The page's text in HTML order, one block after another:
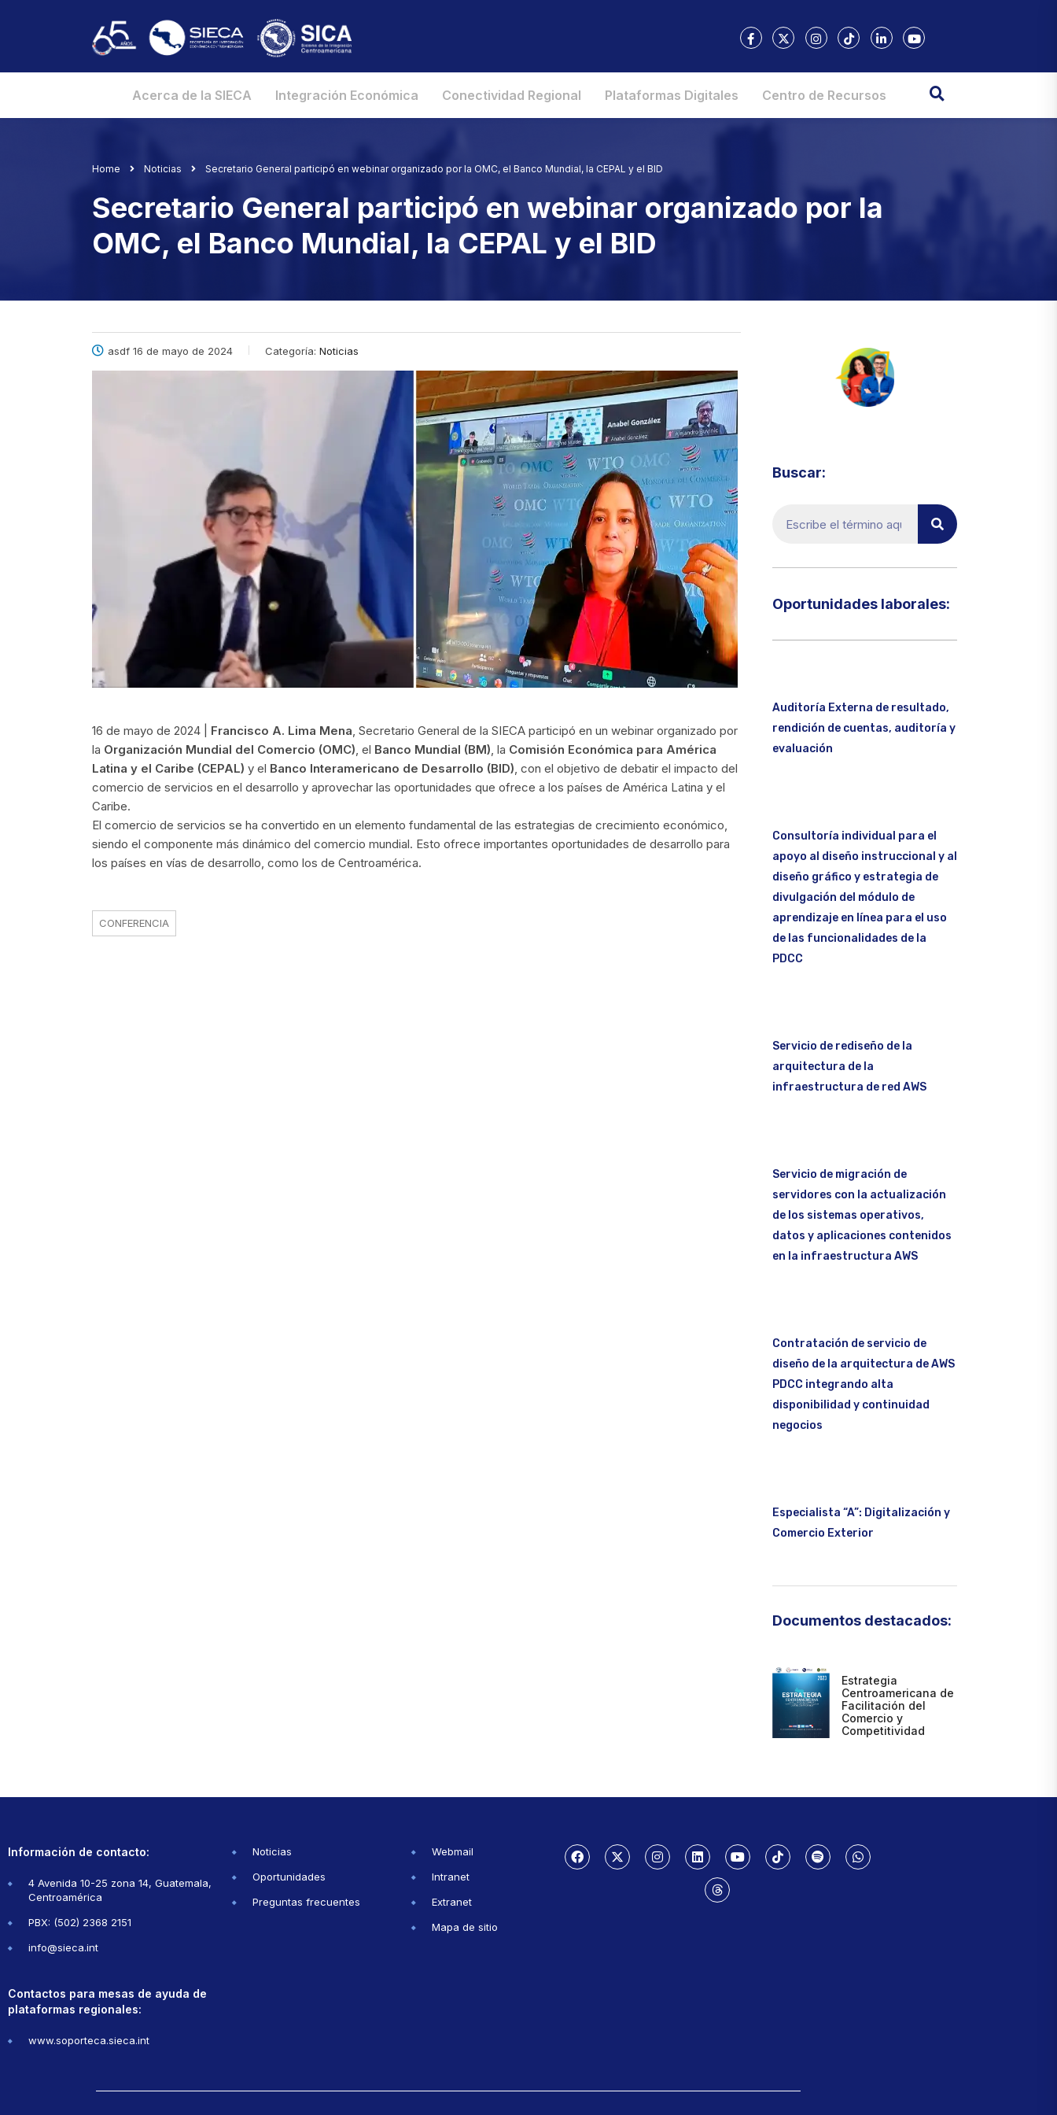
Acerca de la SIECA Integración Económica Conectividad Regional Plataformas Digitales Centro de Recursos
Home Noticias Secretario General participó en webinar organizado por la OMC, el Banco Mundial, la CEPAL y el BID
Secretario General participó en webinar organizado por la
OMC, el Banco Mundial, la CEPAL y el BID
asdf 16 de mayo de 2024 Categoría: Noticias
16 de mayo de 2024 | Francisco A. Lima Mena, Secretario General de la SIECA participó en un webinar organizado por
la Organización Mundial del Comercio (OMC), el Banco Mundial (BM), la Comisión Económica para América
Latina y el Caribe (CEPAL) y el Banco Interamericano de Desarrollo (BID), con el objetivo de debatir el impacto del
comercio de servicios en el desarrollo y aprovechar las oportunidades que ofrece a los países de América Latina y el
Caribe.
El comercio de servicios se ha convertido en un elemento fundamental de las estrategias de crecimiento económico,
siendo el componente más dinámico del comercio mundial. Esto ofrece importantes oportunidades de desarrollo para
los países en vías de desarrollo, como los de Centroamérica.
CONFERENCIA
Buscar:
Oportunidades laborales:​
Auditoría Externa de resultado,
rendición de cuentas, auditoría y
evaluación
Consultoría individual para el
apoyo al diseño instruccional y al
diseño gráfico y estrategia de
divulgación del módulo de
aprendizaje en línea para el uso
de las funcionalidades de la
PDCC
Servicio de rediseño de la
arquitectura de la
infraestructura de red AWS
Servicio de migración de
servidores con la actualización
de los sistemas operativos,
datos y aplicaciones contenidos
en la infraestructura AWS
Contratación de servicio de
diseño de la arquitectura de AWS
PDCC integrando alta
disponibilidad y continuidad
negocios
Especialista “A”: Digitalización y
Comercio Exterior
Documentos destacados:
Estrategia
Centroamericana de
Facilitación del
Comercio y
Competitividad
Información de contacto:
4 Avenida 10-25 zona 14, Guatemala,
Centroamérica
PBX: (502) 2368 2151
info@sieca.int
Contactos para mesas de ayuda de
plataformas regionales:
www.soporteca.sieca.int
Noticias
Oportunidades
Preguntas frecuentes
Webmail
Intranet
Extranet
Mapa de sitio